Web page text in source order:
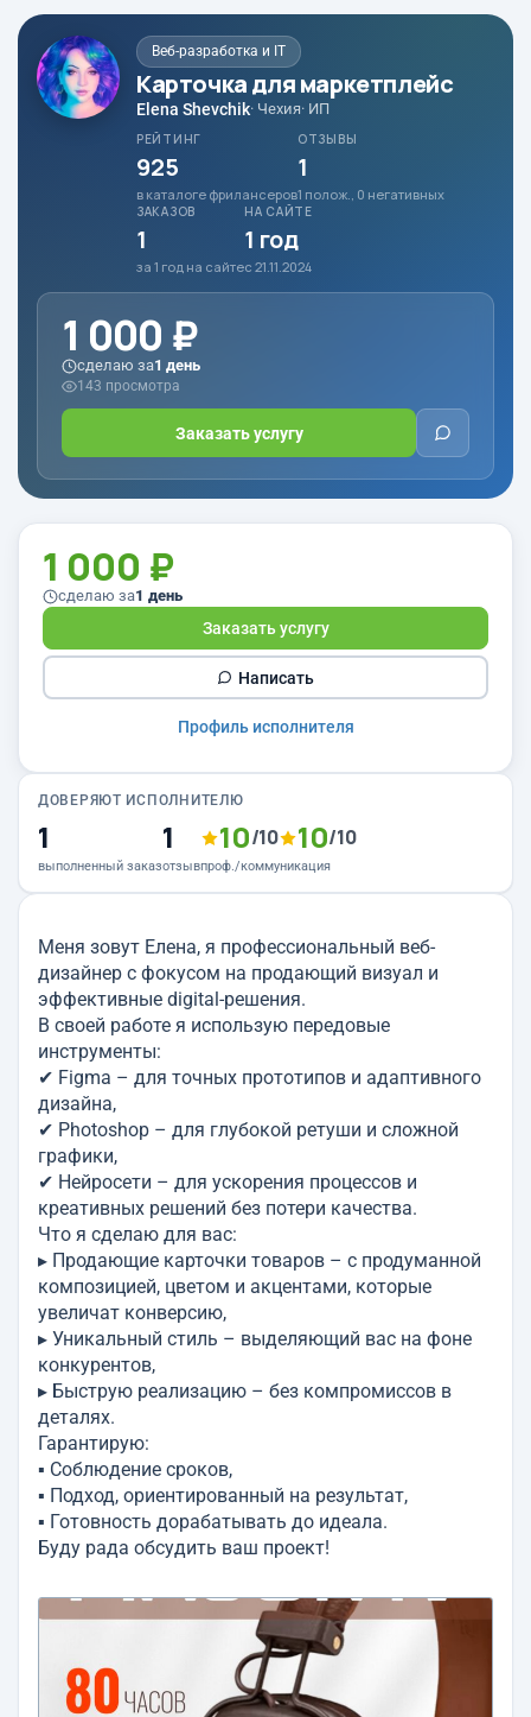
Веб-разработка и IT
Карточка для маркетплейс
Elena Shevchik· Чехия· ИП
РЕЙТИНГ
925
в каталоге фрилансеров
ОТЗЫВЫ
1
1 полож., 0 негативных
ЗАКАЗОВ
1
за 1 год на сайте
НА САЙТЕ
1 год
с 21.11.2024
1 000 ₽
сделаю за1 день
143 просмотра
Заказать услугу
Меня зовут Елена, я профессиональный веб-
дизайнер с фокусом на продающий визуал и
эффективные digital-решения.
В своей работе я использую передовые
инструменты:
✔ Figma – для точных прототипов и адаптивного
дизайна,
✔ Photoshop – для глубокой ретуши и сложной
графики,
✔ Нейросети – для ускорения процессов и
креативных решений без потери качества.
Что я сделаю для вас:
▸ Продающие карточки товаров – с продуманной
композицией, цветом и акцентами, которые
увеличат конверсию,
▸ Уникальный стиль – выделяющий вас на фоне
конкурентов,
▸ Быструю реализацию – без компромиссов в
деталях.
Гарантирую:
▪ Соблюдение сроков,
▪ Подход, ориентированный на результат,
▪ Готовность дорабатывать до идеала.
Буду рада обсудить ваш проект!
1 000 ₽
сделаю за1 день
Заказать услугу
Написать
Профиль исполнителя
ДОВЕРЯЮТ ИСПОЛНИТЕЛЮ
1
выполненный заказ
1
отзыв
10/10 10/10
проф./коммуникация